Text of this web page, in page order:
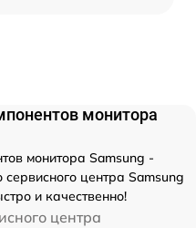
монитора
монитора Samsung -
центра Samsung
и качественно!
центра